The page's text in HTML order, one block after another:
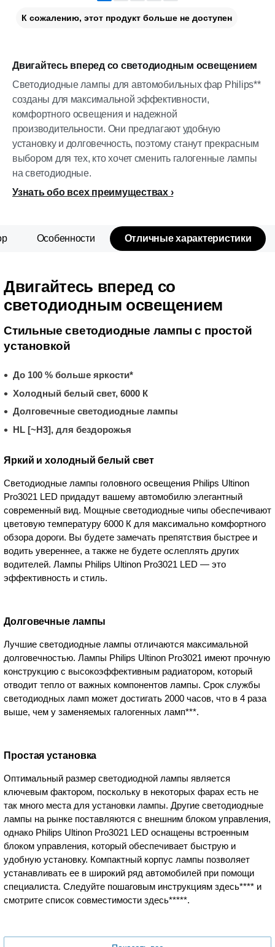
Двигайтесь вперед со светодиодным освещением
Светодиодные лампы для автомобильных фар Philips**
созданы для максимальной эффективности,
комфортного освещения и надежной
производительности. Они предлагают удобную
установку и долговечность, поэтому станут прекрасным
выбором для тех, кто хочет сменить галогенные лампы
на светодиодные.
Узнать обо всех преимуществах
К сожалению, этот продукт больше не доступен
Особенности Отличные характеристики
Двигайтесь вперед со
светодиодным освещением
Стильные светодиодные лампы с простой
установкой
До 100 % больше яркости*
Холодный белый свет, 6000 К
Долговечные светодиодные лампы
HL [~H3], для бездорожья
Яркий и холодный белый свет
Светодиодные лампы головного освещения Philips Ultinon
Pro3021 LED придадут вашему автомобилю элегантный
современный вид. Мощные светодиодные чипы обеспечивают
цветовую температуру 6000 К для максимально комфортного
обзора дороги. Вы будете замечать препятствия быстрее и
водить увереннее, а также не будете ослеплять других
водителей. Лампы Philips Ultinon Pro3021 LED — это
эффективность и стиль.
Долговечные лампы
Лучшие светодиодные лампы отличаются максимальной
долговечностью. Лампы Philips Ultinon Pro3021 имеют прочную
конструкцию с высокоэффективным радиатором, который
отводит тепло от важных компонентов лампы. Срок службы
светодиодных ламп может достигать 2000 часов, что в 4 раза
выше, чем у заменяемых галогенных ламп***.
Простая установка
Оптимальный размер светодиодной лампы является
ключевым фактором, поскольку в некоторых фарах есть не
так много места для установки лампы. Другие светодиодные
лампы на рынке поставляются с внешним блоком управления,
однако Philips Ultinon Pro3021 LED оснащены встроенным
блоком управления, который обеспечивает быструю и
удобную установку. Компактный корпус лампы позволяет
устанавливать ее в широкий ряд автомобилей при помощи
специалиста. Следуйте пошаговым инструкциям здесь**** и
смотрите список совместимости здесь*****.